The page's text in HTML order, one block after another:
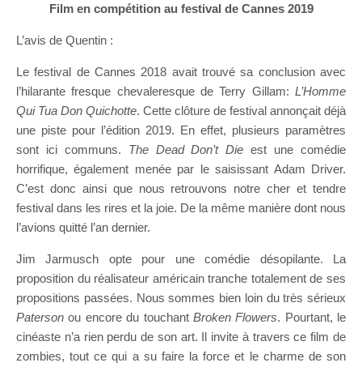
Film en compétition au festival de Cannes 2019
L’avis de Quentin :
Le festival de Cannes 2018 avait trouvé sa conclusion avec
l’hilarante fresque chevaleresque de Terry Gillam: L’Homme
Qui Tua Don Quichotte. Cette clôture de festival annonçait déjà
une piste pour l’édition 2019. En effet, plusieurs paramètres
sont ici communs. The Dead Don’t Die est une comédie
horrifique, également menée par le saisissant Adam Driver.
C’est donc ainsi que nous retrouvons notre cher et tendre
festival dans les rires et la joie. De la même manière dont nous
l’avions quitté l’an dernier.
Jim Jarmusch opte pour une comédie désopilante. La
proposition du réalisateur américain tranche totalement de ses
propositions passées. Nous sommes bien loin du très sérieux
Paterson ou encore du touchant Broken Flowers. Pourtant, le
cinéaste n’a rien perdu de son art. Il invite à travers ce film de
zombies, tout ce qui a su faire la force et le charme de son